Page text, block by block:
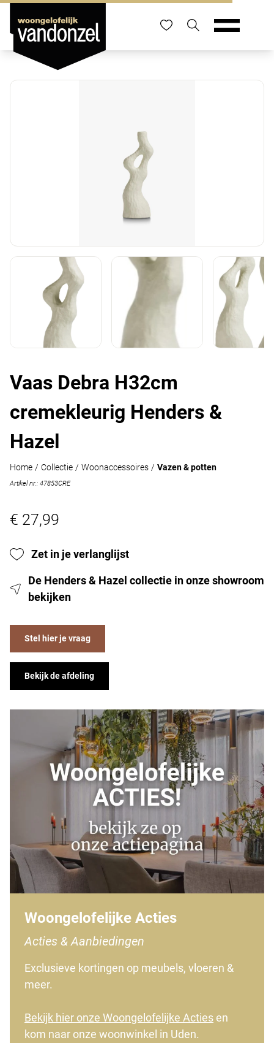
Vaas Debra H32cm
cremekleurig Henders &
Hazel
Home / Collectie / Woonaccessoires / Vazen & potten
Artikel nr.: 47853CRE
€ 27,99
Zet in je verlanglijst
De Henders & Hazel collectie in onze showroom
bekijken
Stel hier je vraag
Bekijk de afdeling
Woongelofelijke Acties
Acties & Aanbiedingen
Exclusieve kortingen op meubels, vloeren &
meer.
Bekijk hier onze Woongelofelijke Acties en
kom naar onze woonwinkel in Uden.